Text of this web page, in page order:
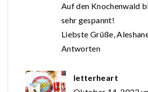
Auf den Knochenwald
sehr gespannt!
Liebste Grüße,
Antworten
letterheart